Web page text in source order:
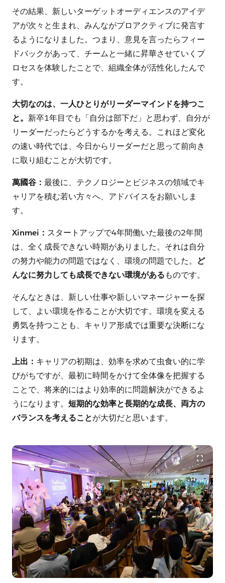
その結果、新しいターゲットオーディエンスのアイデ
アが次々と生まれ、みんながプロアクティブに発言す
るようになりました。つまり、意見を言ったらフィー
ドバックがあって、チームと一緒に昇華させていくプ
ロセスを体験したことで、組織全体が活性化したんで
す。
大切なのは、一人ひとりがリーダーマインドを持つこ
と。新卒1年目でも「自分は部下だ」と思わず、自分が
リーダーだったらどうするかを考える。これほど変化
の速い時代では、今日からリーダーだと思って前向き
に取り組むことが大切です。
萬國谷：最後に、テクノロジーとビジネスの領域でキ
ャリアを積む若い方々へ、アドバイスをお願いしま
す。
Xinmei： スタートアップで4年間働いた最後の2年間
は、全く成長できない時期がありました。それは自分
の努力や能力の問題ではなく、環境の問題でした。 ど
んなに努力しても成長できない環境があるものです。
そんなときは、新しい仕事や新しいマネージャーを探
して、よい環境を作ることが大切です。環境を変える
勇気を持つことも、キャリア形成では重要な決断にな
ります。
上出： キャリアの初期は、効率を求めて虫食い的に学
びがちですが、最初に時間をかけて全体像を把握する
ことで、将来的にはより効率的に問題解決ができるよ
うになります。短期的な効率と長期的な成長、両方の
バランスを考えることが大切だと思います。